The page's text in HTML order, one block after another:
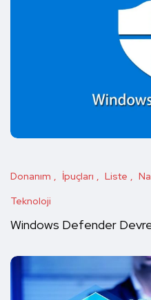
Donanım İpuçları Liste
Teknoloji
Windows Defender Devre